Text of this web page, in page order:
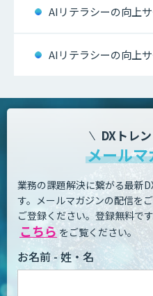
AIリテラシーの向上
AIリテラシーの向上
DXトレ
メール
業務の課題解決に繋がる最新
す。 メールマガジンの配信を
ご登録ください。登録無料です
こちら をご覧ください。
お名前 - 姓・名